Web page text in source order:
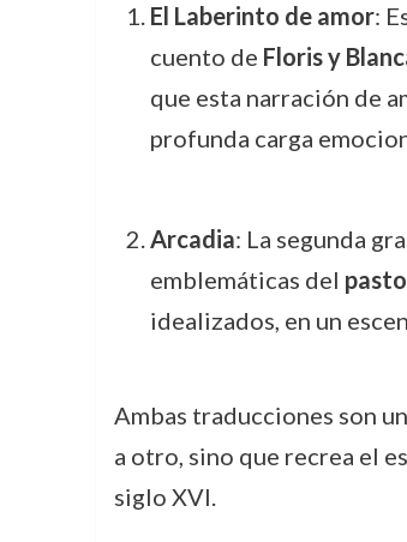
El Laberinto de amor:
cuento de Floris y
que esta narración de
profunda carga
Arcadia: La segunda
emblemáticas del
idealizados, en un
Ambas traducciones son
a otro, sino que recrea el
siglo XVI.